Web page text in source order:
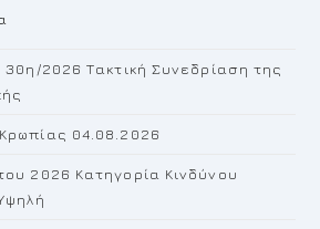
2026 Τακτική Συνεδρίαση της
04.08.2026
2026 Κατηγορία Κινδύνου